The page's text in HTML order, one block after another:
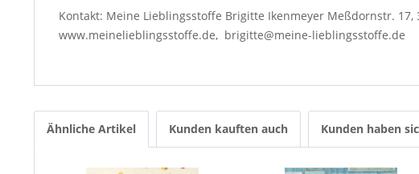
Kontakt: Meine Lieblingsstoffe Brigitte Ikenmeyer Meßdornstr. 17,
www.meinelieblingsstoffe.de, brigitte@meine-lieblingsstoffe.de
Ähnliche Artikel Kunden kauften auch Kunden haben